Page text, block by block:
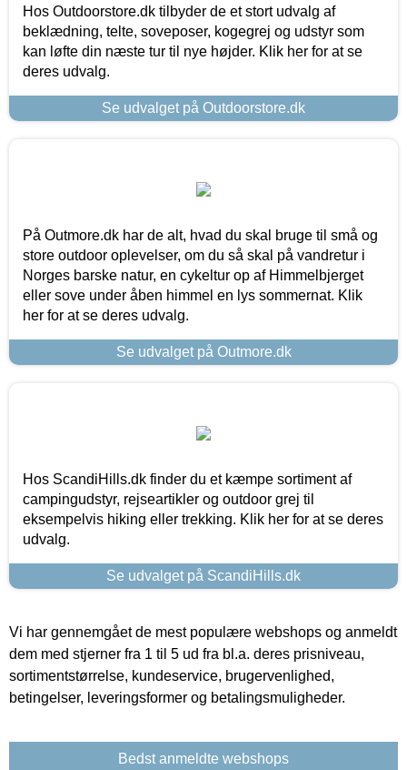
Hos Outdoorstore.dk tilbyder de et stort udvalg af
beklædning, telte, soveposer, kogegrej og udstyr som
kan løfte din næste tur til nye højder. Klik her for at se
deres udvalg.
Se udvalget på Outdoorstore.dk
På Outmore.dk har de alt, hvad du skal bruge til små og
store outdoor oplevelser, om du så skal på vandretur i
Norges barske natur, en cykeltur op af Himmelbjerget
eller sove under åben himmel en lys sommernat. Klik
her for at se deres udvalg.
Se udvalget på Outmore.dk
Hos ScandiHills.dk finder du et kæmpe sortiment af
campingudstyr, rejseartikler og outdoor grej til
eksempelvis hiking eller trekking. Klik her for at se deres
udvalg.
Se udvalget på ScandiHills.dk
Vi har gennemgået de mest populære webshops og anmeldt
dem med stjerner fra 1 til 5 ud fra bl.a. deres prisniveau,
sortimentstørrelse, kundeservice, brugervenlighed,
betingelser, leveringsformer og betalingsmuligheder.
Bedst anmeldte webshops